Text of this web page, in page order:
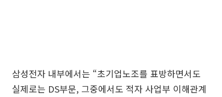
삼성전자 내부에서는 “초기업노조를 표방하면서도
실제로는 DS부문, 그중에서도 적자 사업부 이해관계